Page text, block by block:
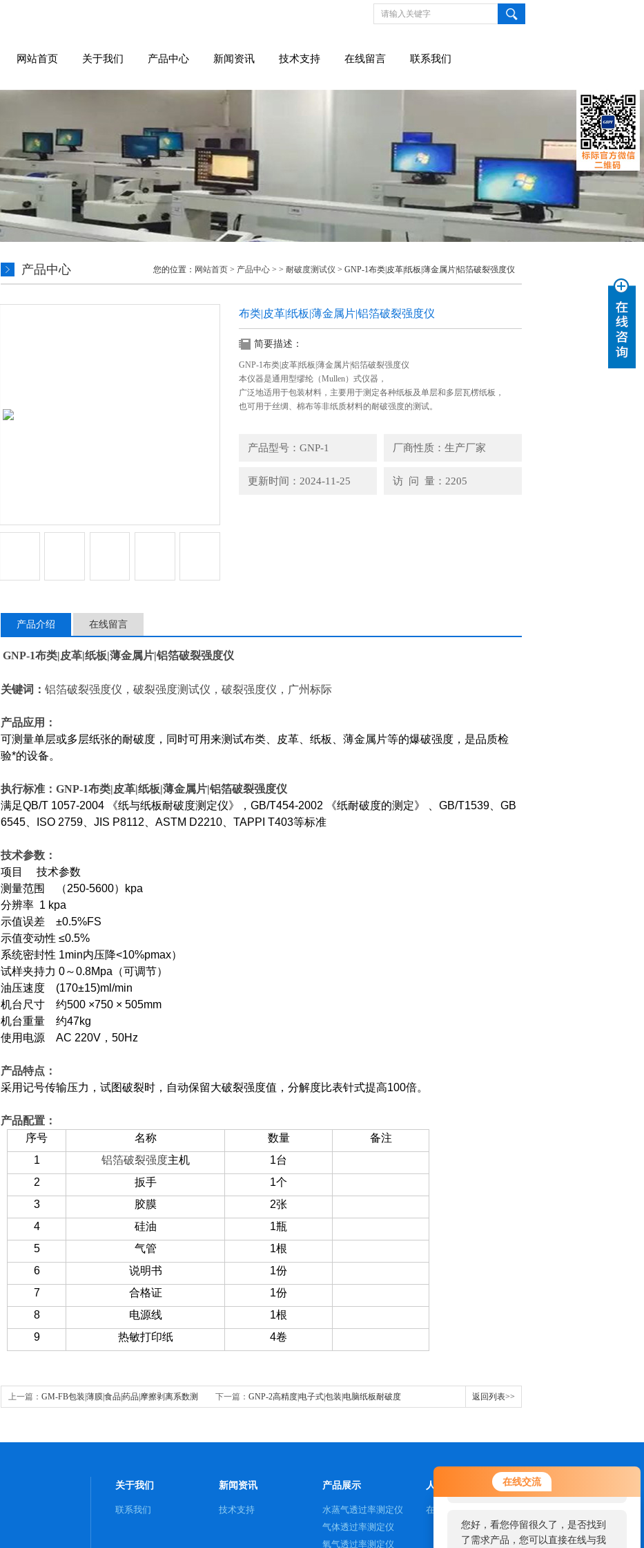
在线交流
您好！欢迎前来咨询，很高兴为您
服务，请问您要咨询什么问题呢？
您好，看您停留很久了，是否找到
了需求产品，您可以直接在线与我
网站首页 关于我们 产品中心 新闻资讯 技术支持 在线留言 联系我们
产品中心 您的位置： 网站首页 > 产品中心 > > 耐破度测试仪 > GNP-1布类|皮革|纸板|薄金属片|铝箔破裂强度仪
布类|皮革|纸板|薄金属片|铝箔破裂强度仪
简要描述：
GNP-1布类|皮革|纸板|薄金属片|铝箔破裂强度仪
本仪器是通用型缪纶（Mullen）式仪器，
广泛地适用于包装材料，主要用于测定各种纸板及单层和多层瓦楞纸板，
也可用于丝绸、棉布等非纸质材料的耐破强度的测试。
产品型号：GNP-1 厂商性质：生产厂家
更新时间：2024-11-25 访 问 量：2205
产品介绍 在线留言
GNP-1布类|皮革|纸板|薄金属片|铝箔破裂强度仪
关键词： 铝箔破裂强度仪，破裂强度测试仪，破裂强度仪，广州标际
产品应用：
可测量单层或多层纸张的耐破度，同时可用来测试布类、皮革、纸板、薄金属片等的爆破强度，是品质检
验*的设备。
执行标准： GNP-1布类|皮革|纸板|薄金属片|铝箔破裂强度仪
满足QB/T 1057-2004 《纸与纸板耐破度测定仪》，GB/T454-2002 《纸耐破度的测定》 、GB/T1539、GB
6545、ISO 2759、JIS P8112、ASTM D2210、TAPPI T403等标准
技术参数：
项目 技术参数
测量范围 （250-5600）kpa
分辨率 1 kpa
示值误差 ±0.5%FS
示值变动性 ≤0.5%
系统密封性 1min内压降<10%pmax）
试样夹持力 0～0.8Mpa（可调节）
油压速度 (170±15)ml/min
机台尺寸 约500 ×750 × 505mm
机台重量 约47kg
使用电源 AC 220V，50Hz
产品特点：
采用记号传输压力，试图破裂时，自动保留大破裂强度值，分解度比表针式提高100倍。
产品配置：
序号
名称 数量
备注
1
铝箔破裂强度主机 1台
2
扳手 1个
3
胶膜 2张
4
硅油 1瓶
5
气管 1根
6
说明书 1份
7
合格证 1份
8
电源线 1根
9
热敏打印纸 4卷
上一篇： GM-FB包装|薄膜|食品|药品|摩擦剥离系数测 下一篇： GNP-2高精度|电子式|包装|电脑纸板耐破度 返回列表>>
关于我们
联系我们
新闻资讯
技术支持
产品展示
水蒸气透过率测定仪
气体透过率测定仪
氧气透过率测定仪
人才招聘
在线咨询